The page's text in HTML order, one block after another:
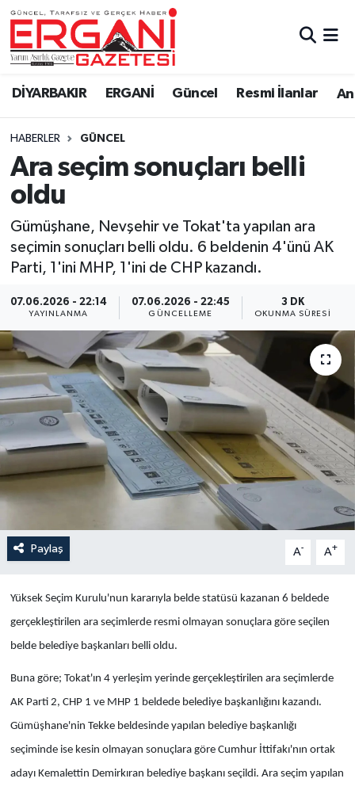
DİYARBAKIR ERGANİ Güncel Resmi İlanlar
HABERLER GÜNCEL
Ara seçim sonuçları belli
oldu
Gümüşhane, Nevşehir ve Tokat'ta yapılan ara
seçimin sonuçları belli oldu. 6 beldenin 4'ünü AK
Parti, 1'ini MHP, 1'ini de CHP kazandı.
07.06.2026 - 22:14
YAYINLANMA
07.06.2026 - 22:45
GÜNCELLEME
3 DK
OKUNMA SÜRESI
Paylaş A- A+
Yüksek Seçim Kurulu'nun kararıyla belde statüsü kazanan 6 beldede
gerçekleştirilen ara seçimlerde resmi olmayan sonuçlara göre seçilen
belde belediye başkanları belli oldu.
Buna göre; Tokat'ın 4 yerleşim yerinde gerçekleştirilen ara seçimlerde
AK Parti 2, CHP 1 ve MHP 1 beldede belediye başkanlığını kazandı.
Gümüşhane'nin Tekke beldesinde yapılan belediye başkanlığı
seçiminde ise kesin olmayan sonuçlara göre Cumhur İttifakı'nın ortak
adayı Kemalettin Demirkıran belediye başkanı seçildi. Ara seçim yapılan
DİYARBAKIR
BİSMİL
BAĞLAR
ERGANİ
Güncel
Eği̇ti̇m
Resmi İlanlar
Sağlık
Si̇yaset
Yaşam
Anali̇z
Bi̇li̇m & Teknoloji̇
Eği̇ti̇m
Ergani Nöbetçi Eczaneler
Ergani Hava Durumu
Ergani Trafik Yoğunluk Haritası
Süper Lig Puan Durumu ve Fikstür
Tüm Manşetler
Son Dakika Haberleri
Haber Arşivi